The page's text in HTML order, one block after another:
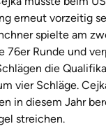
erneut vorzeitig
spielte am
76er Runde und
die
vier Schläge.
in diesem Jahr
streichen.